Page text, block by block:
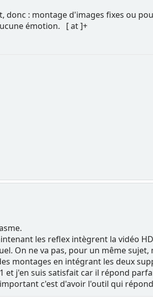
donc : montage d'images fixes ou
émotion. [ at ]+
les reflex intègrent la vidéo HD
On ne va pas, pour un même
montages en intégrant les deux
j'en suis satisfait car il répond
c'est d'avoir l'outil qui